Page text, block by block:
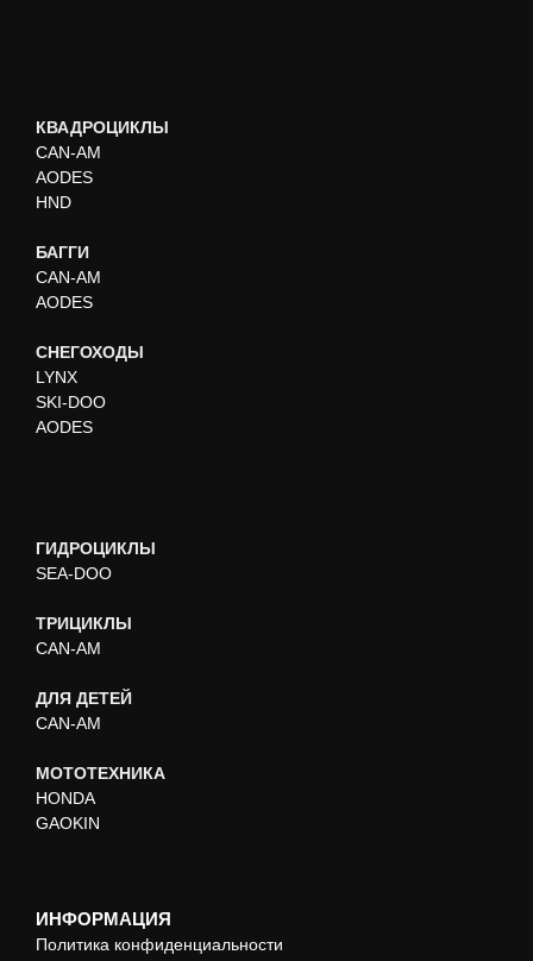
КВАДРОЦИКЛЫ
CAN-AM
AODES
HND
БАГГИ
CAN-AM
AODES
СНЕГОХОДЫ
LYNX
SKI-DOO
AODES
ГИДРОЦИКЛЫ
SEA-DOO
ТРИЦИКЛЫ
CAN-AM
ДЛЯ ДЕТЕЙ
CAN-AM
МОТОТЕХНИКА
HONDA
GAOKIN
ИНФОРМАЦИЯ
Политика конфиденциальности